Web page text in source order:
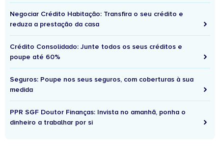
Negociar Crédito Habitação: Transfira o seu crédito e
reduza a prestação da casa
Crédito Consolidado: Junte todos os seus créditos e
poupe até 60%
Seguros: Poupe nos seus seguros, com coberturas à sua
medida
PPR SGF Doutor Finanças: Invista no amanhã, ponha o
dinheiro a trabalhar por si